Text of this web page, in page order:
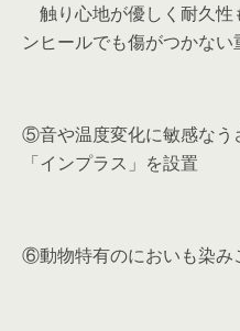
触り心地が優しく耐久性
ンヒールでも傷がつかない
⑤音や温度変化に敏感なう
「インプラス」を設置
⑥動物特有のにおいも染み